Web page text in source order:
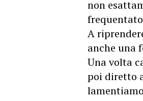
non
A
anche una
Una volta
poi diretto